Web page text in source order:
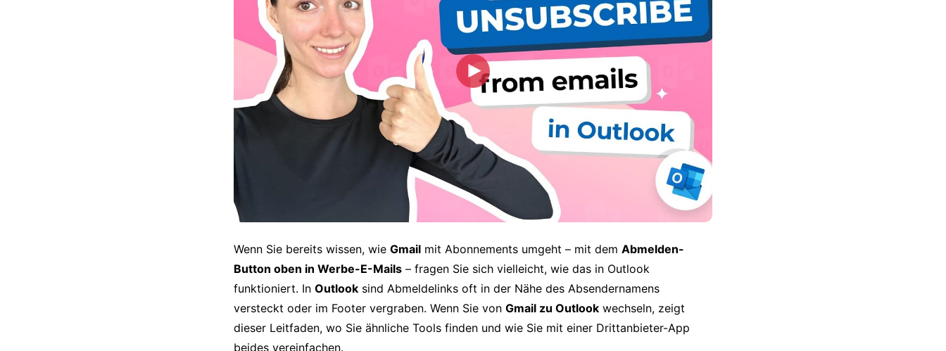
Wenn Sie bereits wissen, wie Gmail mit Abonnements umgeht – mit dem Abmelden-
Button oben in Werbe-E-Mails – fragen Sie sich vielleicht, wie das in Outlook
funktioniert. In Outlook sind Abmeldelinks oft in der Nähe des Absendernamens
versteckt oder im Footer vergraben. Wenn Sie von Gmail zu Outlook wechseln, zeigt
dieser Leitfaden, wo Sie ähnliche Tools finden und wie Sie mit einer Drittanbieter-App
beides vereinfachen.